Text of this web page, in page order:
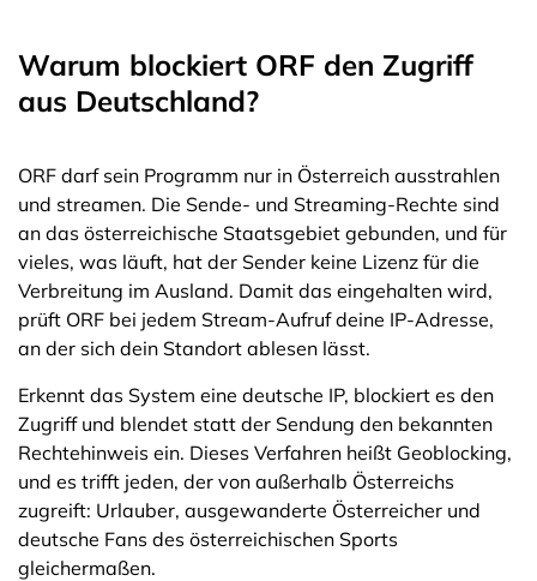
Warum blockiert ORF den Zugriff
aus Deutschland?
ORF darf sein Programm nur in Österreich ausstrahlen
und streamen. Die Sende- und Streaming-Rechte sind
an das österreichische Staatsgebiet gebunden, und für
vieles, was läuft, hat der Sender keine Lizenz für die
Verbreitung im Ausland. Damit das eingehalten wird,
prüft ORF bei jedem Stream-Aufruf deine IP-Adresse,
an der sich dein Standort ablesen lässt.
Erkennt das System eine deutsche IP, blockiert es den
Zugriff und blendet statt der Sendung den bekannten
Rechtehinweis ein. Dieses Verfahren heißt Geoblocking,
und es trifft jeden, der von außerhalb Österreichs
zugreift: Urlauber, ausgewanderte Österreicher und
deutsche Fans des österreichischen Sports
gleichermaßen.